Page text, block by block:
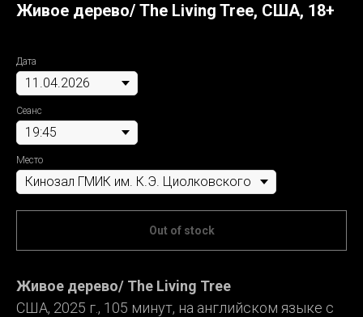
Живое дерево/ The Living Tree, США, 18+
Дата
Сеанс
Место
Out of stock
Живое дерево/ The Living Tree
США, 2025 г., 105 минут, на английском языке с